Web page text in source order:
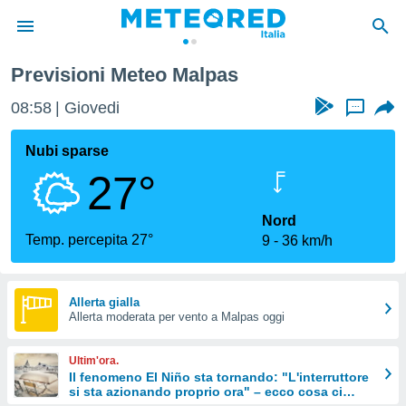
di
per
le
di
Web
le
Previsioni Meteo Malpas
08:58 Giovedi ...
Nubi sparse
27°
Temp. percepita 27°
Nord
9
36 km/h
Allerta gialla
Allerta moderata per vento a Malpas oggi
Ultim'ora.
Il fenomeno El Niño sta tornando: "L'interruttore
si sta azionando proprio ora" – ecco cosa ci